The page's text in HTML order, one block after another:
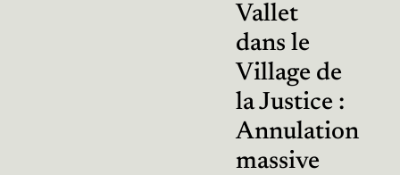
Vallet
dans le
Village de
la Justice :
Annulation
massive